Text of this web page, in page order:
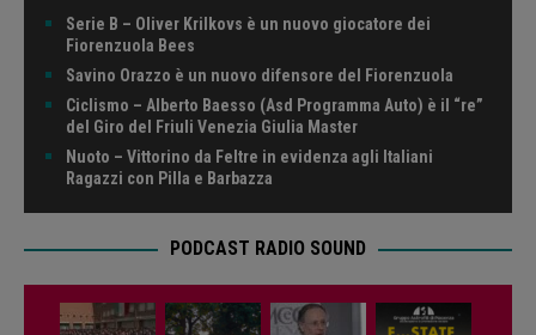
Serie B – Oliver Krilkovs è un nuovo giocatore dei
Fiorenzuola Bees
Savino Orazzo è un nuovo difensore del Fiorenzuola
Ciclismo – Alberto Baesso (Asd Programma Auto) è il “re”
del Giro del Friuli Venezia Giulia Master
Nuoto – Vittorino da Feltre in evidenza agli Italiani
Ragazzi con Pilla e Barbazza
PODCAST RADIO SOUND